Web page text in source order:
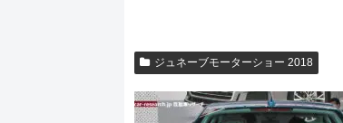
ジュネーブモーターショー 2018